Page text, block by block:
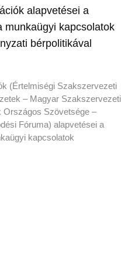
alapvetései a
munkaügyi kapcsolatok
bérpolitikával
(Értelmiségi Szakszervezeti
– Magyar Szakszervezeti
Országos Szövetsége –
Fóruma) alapvetései a
kapcsolatok